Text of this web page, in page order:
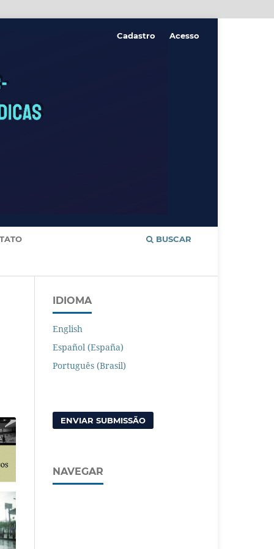
BUSCAR
Cadastro Acesso
IDIOMA
English
Español (España)
Português (Brasil)
ENVIAR SUBMISSÃO
NAVEGAR